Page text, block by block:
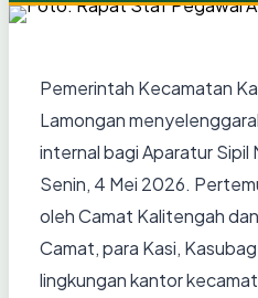
Pemerintah Kecamatan
Lamongan
internal bagi Aparatur Sipil
Senin, 4 Mei 2026.
oleh Camat Kalitengah
Camat, para Kasi,
lingkungan kantor